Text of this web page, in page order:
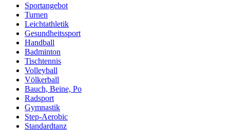
Sportangebot
Turnen
Leichtathletik
Gesundheitssport
Handball
Badminton
Tischtennis
Volleyball
Völkerball
Bauch, Beine, Po
Radsport
Gymnastik
Step-Aerobic
Standardtanz